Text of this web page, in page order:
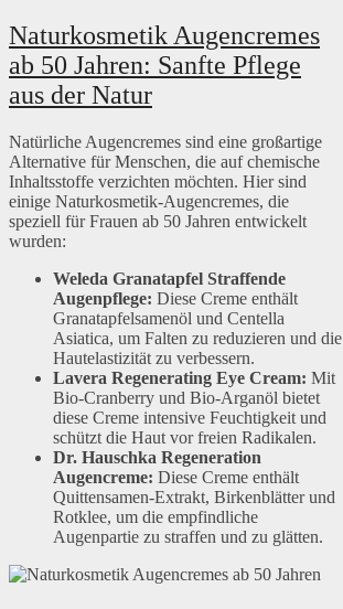
Naturkosmetik Augencremes
ab 50 Jahren: Sanfte Pflege
aus der Natur
Natürliche Augencremes sind eine großartige
Alternative für Menschen, die auf chemische
Inhaltsstoffe verzichten möchten. Hier sind
einige Naturkosmetik-Augencremes, die
speziell für Frauen ab 50 Jahren entwickelt
wurden:
Weleda Granatapfel Straffende
Augenpflege: Diese Creme enthält
Granatapfelsamenöl und Centella
Asiatica, um Falten zu reduzieren und die
Hautelastizität zu verbessern.
Lavera Regenerating Eye Cream: Mit
Bio-Cranberry und Bio-Arganöl bietet
diese Creme intensive Feuchtigkeit und
schützt die Haut vor freien Radikalen.
Dr. Hauschka Regeneration
Augencreme: Diese Creme enthält
Quittensamen-Extrakt, Birkenblätter und
Rotklee, um die empfindliche
Augenpartie zu straffen und zu glätten.